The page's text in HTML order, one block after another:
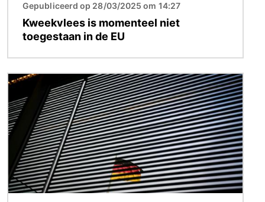
Gepubliceerd op 28/03/2025 om 14:27
Kweekvlees is momenteel niet
toegestaan in de EU
Afbeelding